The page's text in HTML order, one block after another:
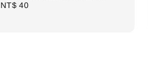
Regular
NT$ 40